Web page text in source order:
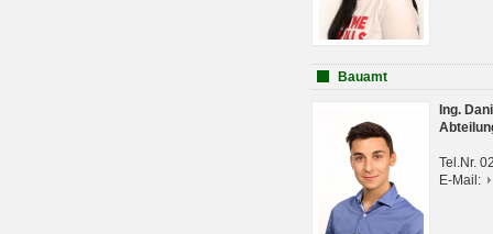
Bauamt
Ing.
Tel.Nr.
E-Mail: